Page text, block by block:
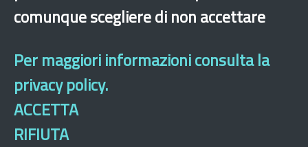
comunque scegliere di non accettare
Per maggiori informazioni consulta la
privacy policy.
ACCETTA
RIFIUTA
Dichiarazione di accessibilità Mappa del sito Legal & Privacy
Contatti